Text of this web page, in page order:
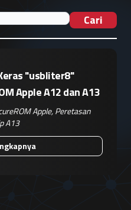
Cari
"usbliter8"
Apple A12 dan A13
Apple,Peretasan
A13